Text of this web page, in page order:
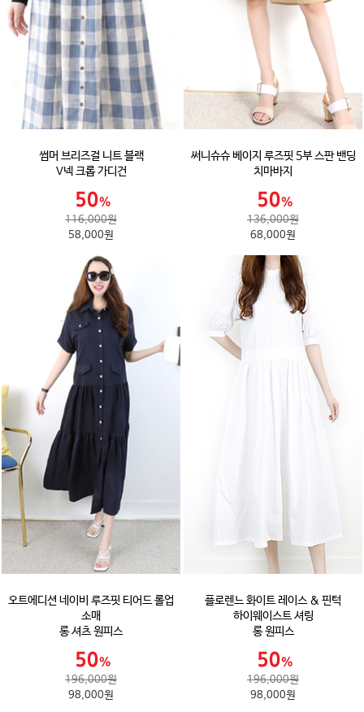
썸머 브리즈걸 니트 블랙
V넥 크롭 가디건
116,000원
58,000원
써니슈슈 베이지 루즈핏 5부 스판 밴딩
치마바지
136,000원
68,000원
오트에디션 네이비 루즈핏 티어드 롤업
소매
롱 셔츠 원피스
196,000원
98,000원
플로렌느 화이트 레이스 & 핀턱
하이웨이스트 셔링
롱 원피스
196,000원
98,000원